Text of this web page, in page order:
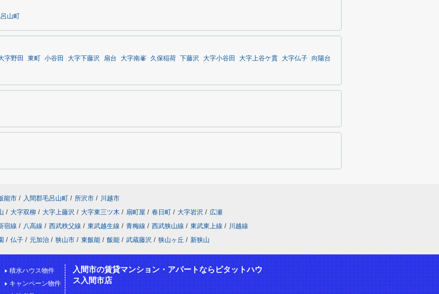
山町
字野田 東町 小谷田 大字下藤沢 扇台 大字南峯 久保稲荷 下藤沢 大字小谷田 大字上谷ケ貫 大字仏子
向陽台
能市 / 入間郡毛呂山町 / 所沢市 / 川越市
/ 大字双柳 / 大字上藤沢 / 大字東三ツ木 / 扇町屋 / 春日町 / 大字岩沢 / 広瀬
宿線 / 八高線 / 西武秩父線 / 東武越生線 / 青梅線 / 西武狭山線 / 東武東上線 / 川越線
/ 仏子 / 元加治 / 狭山市 / 東飯能 / 飯能 / 武蔵藤沢 / 狭山ヶ丘 / 新狭山
積水ハウス物件
キャンペーン物件
入間市の賃貸マンション・アパートならピタットハウ
ス入間市店